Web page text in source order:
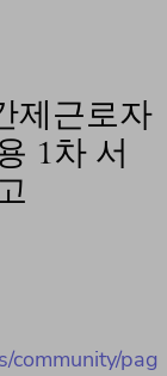
제근로자
1차 서
community/pag